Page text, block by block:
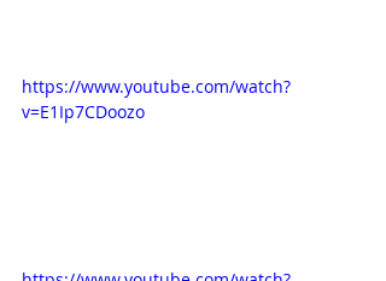
https://www.youtube.com/watch?
v=E1Ip7CDoozo